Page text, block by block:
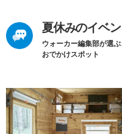
夏休みのイベ
ウォーカー編集部が選
おでかけスポット